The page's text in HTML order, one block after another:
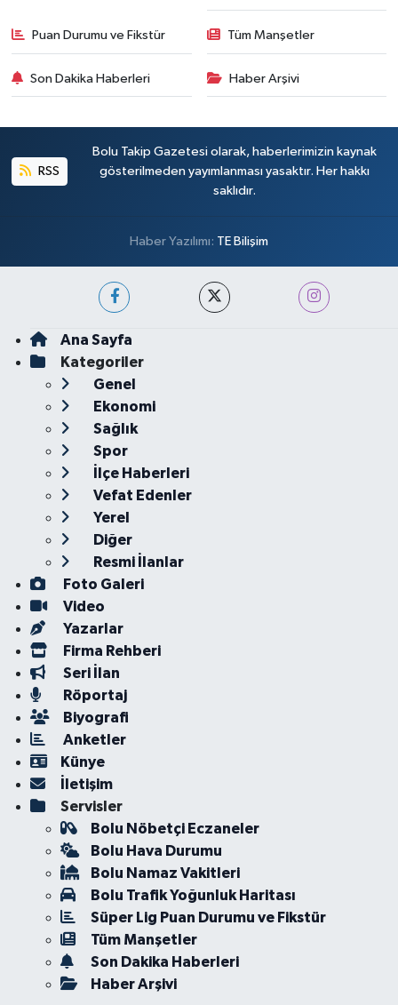
Puan Durumu ve Fikstür Tüm Manşetler
Son Dakika Haberleri Haber Arşivi
RSS
Bolu Takip Gazetesi olarak, haberlerimizin kaynak
gösterilmeden yayımlanması yasaktır. Her hakkı
saklıdır.
Haber Yazılımı: TE Bilişim
Ana Sayfa
Kategoriler
Genel
Ekonomi
Sağlık
Spor
İlçe Haberleri
Vefat Edenler
Yerel
Diğer
Resmi İlanlar
Foto Galeri
Video
Yazarlar
Firma Rehberi
Seri İlan
Röportaj
Biyografi
Anketler
Künye
İletişim
Servisler
Bolu Nöbetçi Eczaneler
Bolu Hava Durumu
Bolu Namaz Vakitleri
Bolu Trafik Yoğunluk Haritası
Süper Lig Puan Durumu ve Fikstür
Tüm Manşetler
Son Dakika Haberleri
Haber Arşivi